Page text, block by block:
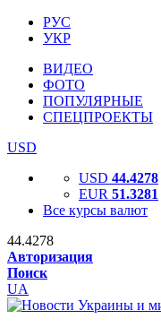
РУС
УКР
ВИДЕО
ФОТО
ПОПУЛЯРНЫЕ
СПЕЦПРОЕКТЫ
USD
USD 44.4278
EUR 51.3281
Все курсы валют
44.4278
Авторизация
Поиск
UA